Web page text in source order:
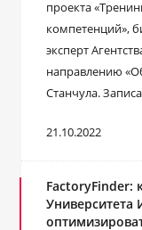
проекта
компетенций»,
эксперт
направлению
Станчула.
21.10.2022
FactoryFinder: